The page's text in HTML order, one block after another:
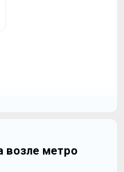
возле метро